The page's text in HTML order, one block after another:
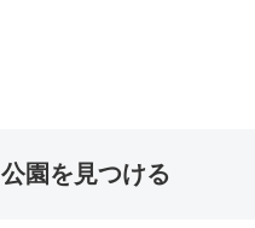
公園を見つける